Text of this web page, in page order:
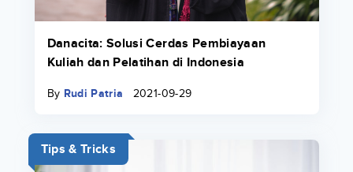
Danacita: Solusi Cerdas Pembiayaan
Kuliah dan Pelatihan di Indonesia
By Rudi Patria 2021-09-29
Tips & Tricks